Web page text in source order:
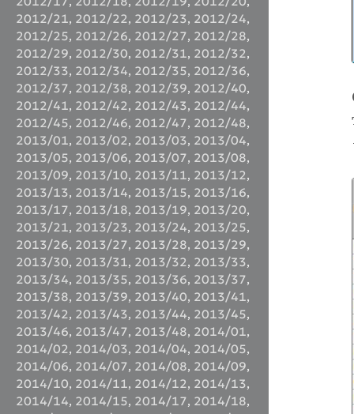
2012/21, 2012/22, 2012/23, 2012/24,
2012/25, 2012/26, 2012/27, 2012/28,
2012/29, 2012/30, 2012/31, 2012/32,
2012/33, 2012/34, 2012/35, 2012/36,
2012/37, 2012/38, 2012/39, 2012/40,
2012/41, 2012/42, 2012/43, 2012/44,
2012/45, 2012/46, 2012/47, 2012/48,
2013/01, 2013/02, 2013/03, 2013/04,
2013/05, 2013/06, 2013/07, 2013/08,
2013/09, 2013/10, 2013/11, 2013/12,
2013/13, 2013/14, 2013/15, 2013/16,
2013/17, 2013/18, 2013/19, 2013/20,
2013/21, 2013/23, 2013/24, 2013/25,
2013/26, 2013/27, 2013/28, 2013/29,
2013/30, 2013/31, 2013/32, 2013/33,
2013/34, 2013/35, 2013/36, 2013/37,
2013/38, 2013/39, 2013/40, 2013/41,
2013/42, 2013/43, 2013/44, 2013/45,
2013/46, 2013/47, 2013/48, 2014/01,
2014/02, 2014/03, 2014/04, 2014/05,
2014/06, 2014/07, 2014/08, 2014/09,
2014/10, 2014/11, 2014/12, 2014/13,
2014/14, 2014/15, 2014/17, 2014/18,